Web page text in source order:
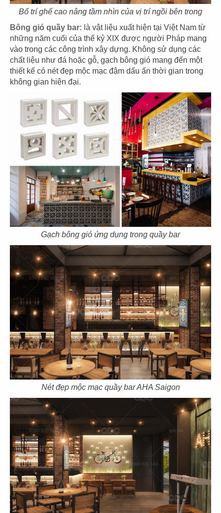
Bố trí ghế cao nâng tầm nhìn của vị trí ngồi bên trong
Bông gió quầy bar: là vật liệu xuất hiện tại Việt Nam từ
những năm cuối của thế kỷ XIX được người Pháp mang
vào trong các công trình xây dựng. Không sử dụng các
chất liệu như đá hoặc gỗ, gạch bông gió mang đến một
thiết kế có nét đẹp mộc mạc đậm dấu ấn thời gian trong
không gian hiện đại.
Gạch bông gió ứng dụng trong quầy bar
Nét đẹp mộc mạc quầy bar AHA Saigon
11
KOI THÉ
CN Biên Hòa
12
KOI CAFÉ
CN Nguyễn Đức Cảnh
13
KOI THÉ
CN Nguyễn Gia Trí
14
KOI CAFÉ
CN Q.3
15
AMERICANO
COFFEE
CN Gò Vấp
16
DAO NIU GUO
CN Nguyễn Tri Phương
17
DRAGON HOTPOT
CN Cao Thắng
18
DRAGON HOTPOT
CN Vincom Q9
19
DRAGON HOTPOT
CN Landmark 81
20
DRAGON HOTPOT
CN Trần Quang Khải
21
SAN FU LOU
22
SAN FU LOU